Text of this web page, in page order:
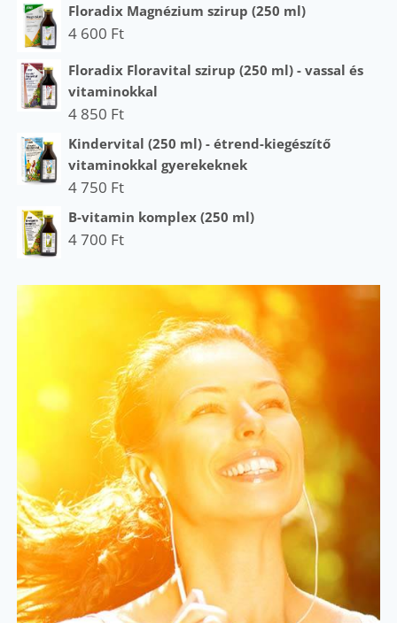
Floradix Magnézium szirup (250 ml)
4 600 Ft
Floradix Floravital szirup (250 ml) - vassal és
vitaminokkal
4 850 Ft
Kindervital (250 ml) - étrend-kiegészítő
vitaminokkal gyerekeknek
4 750 Ft
B-vitamin komplex (250 ml)
4 700 Ft